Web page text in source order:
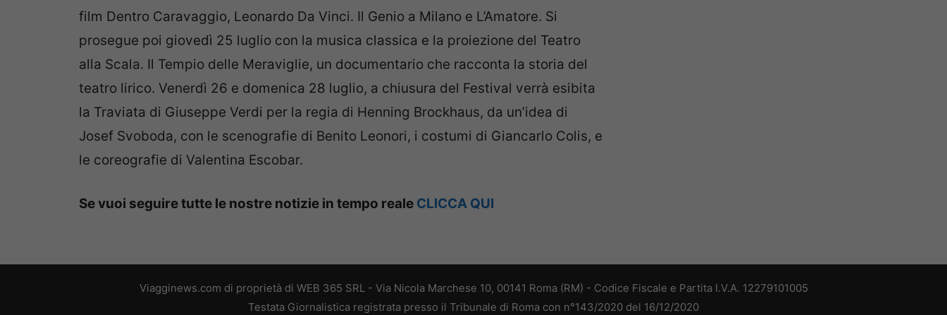
film Dentro Caravaggio, Leonardo Da Vinci. Il Genio a Milano e L’Amatore. Si
prosegue poi giovedì 25 luglio con la musica classica e la proiezione del Teatro
alla Scala. Il Tempio delle Meraviglie, un documentario che racconta la storia del
teatro lirico. Venerdì 26 e domenica 28 luglio, a chiusura del Festival verrà esibita
la Traviata di Giuseppe Verdi per la regia di Henning Brockhaus, da un’idea di
Josef Svoboda, con le scenografie di Benito Leonori, i costumi di Giancarlo Colis, e
le coreografie di Valentina Escobar.
Se vuoi seguire tutte le nostre notizie in tempo reale CLICCA QUI
Viagginews.com di proprietà di WEB 365 SRL - Via Nicola Marchese 10, 00141 Roma (RM) - Codice Fiscale e Partita I.V.A. 12279101005
Testata Giornalistica registrata presso il Tribunale di Roma con n°143/2020 del 16/12/2020